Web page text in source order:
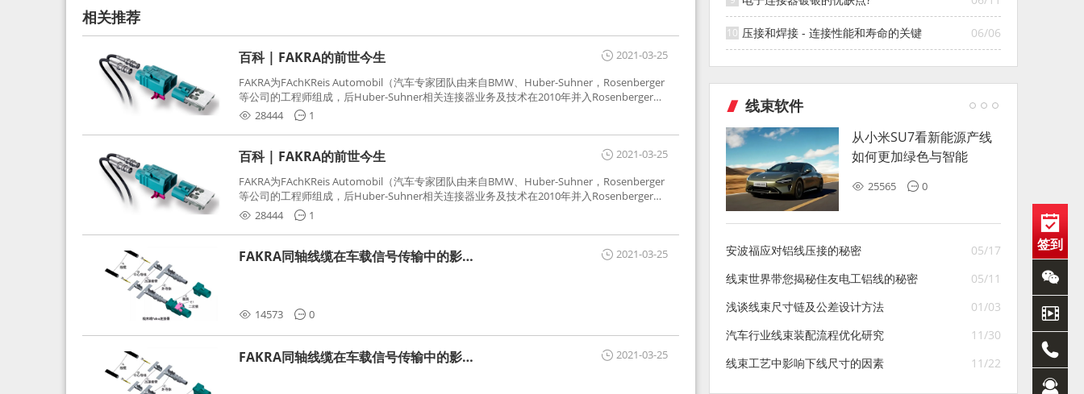
相关推荐
2021-03-25
百科 | FAKRA的前世今生
FAKRA为FAchKReis Automobil（汽车专家团队由来自BMW、Huber-Suhner，Rosenberger
等公司的工程师组成，后Huber-Suhner相关连接器业务及技术在2010年并入Rosenberger）
缩写。起初为BMW需求用于车载收音机天线连接，如今FAKRA已成为汽车行业通用标准的射
频连接器，被业内广泛应用。
28444 1
2021-03-25
百科 | FAKRA的前世今生
FAKRA为FAchKReis Automobil（汽车专家团队由来自BMW、Huber-Suhner，Rosenberger
等公司的工程师组成，后Huber-Suhner相关连接器业务及技术在2010年并入Rosenberger）
缩写。起初为BMW需求用于车载收音机天线连接，如今FAKRA已成为汽车行业通用标准的射
频连接器，被业内广泛应用。
28444 1
2021-03-25
FAKRA同轴线缆在车载信号传输中的影响
14573 0
2021-03-25
FAKRA同轴线缆在车载信号传输中的影响
06/06
压接和焊接 - 连接性能和寿命的关键
线束软件
从小米SU7看新能源产线
如何更加绿色与智能
25565 0
05/17
安波福应对铝线压接的秘密
05/11
线束世界带您揭秘住友电工铝线的秘密
01/03
浅谈线束尺寸链及公差设计方法
11/30
汽车行业线束装配流程优化研究
11/22
线束工艺中影响下线尺寸的因素
签到